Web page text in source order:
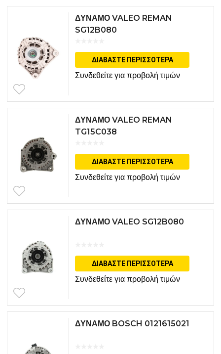
ΔΥΝΑΜΟ VALEO REMAN
SG12B080
ΔΙΑΒΆΣΤΕ ΠΕΡΙΣΣΌΤΕΡΑ
Συνδεθείτε για προβολή τιμών
ΔΥΝΑΜΟ VALEO REMAN
TG15C038
ΔΙΑΒΆΣΤΕ ΠΕΡΙΣΣΌΤΕΡΑ
Συνδεθείτε για προβολή τιμών
ΔΥΝΑΜΟ VALEO SG12B080
ΔΙΑΒΆΣΤΕ ΠΕΡΙΣΣΌΤΕΡΑ
Συνδεθείτε για προβολή τιμών
ΔΥΝΑΜΟ BOSCH 0121615021